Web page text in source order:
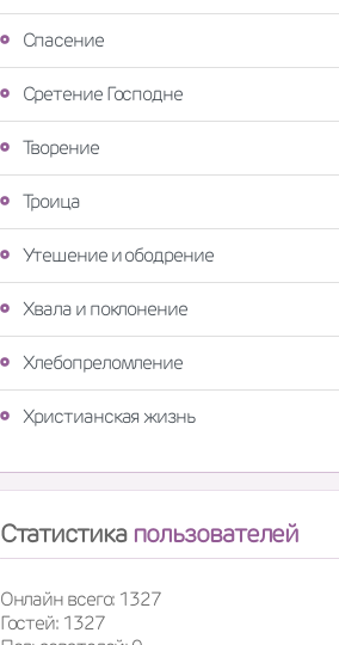
Спасение
Сретение Господне
Творение
Троица
Утешение и ободрение
Хвала и поклонение
Хлебопреломление
Христианская жизнь
Статистика пользователей
Онлайн всего: 1327
Гостей: 1327